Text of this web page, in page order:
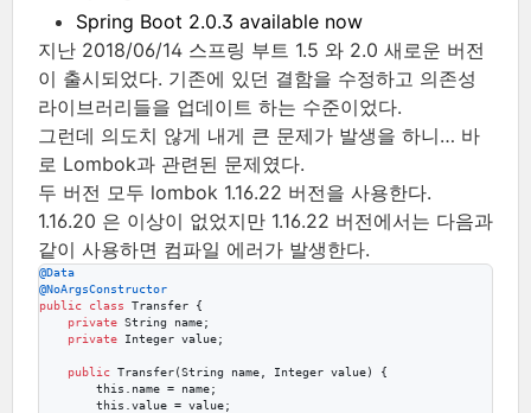
Spring Boot 2.0.3 available now
지난 2018/06/14 스프링 부트 1.5 와 2.0 새로운 버전
이 출시되었다. 기존에 있던 결함을 수정하고 의존성
라이브러리들을 업데이트 하는 수준이었다.
그런데 의도치 않게 내게 큰 문제가 발생을 하니…​ 바
로 Lombok과 관련된 문제였다.
두 버전 모두 lombok 1.16.22 버전을 사용한다.
1.16.20 은 이상이 없었지만 1.16.22 버전에서는 다음과
같이 사용하면 컴파일 에러가 발생한다.
@Data
@NoArgsConstructor
public
class Transfer {
private String name;
private
Integer value;
public Transfer(String name Integer value) {
this
name = name;
this
value = value;